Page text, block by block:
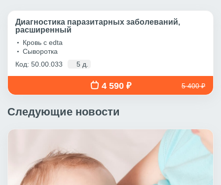
Диагностика паразитарных заболеваний,
расширенный
Кровь с edta
Сыворотка
Код: 50.00.033
5 д.
4 590 ₽ 5 400 ₽
Следующие новости